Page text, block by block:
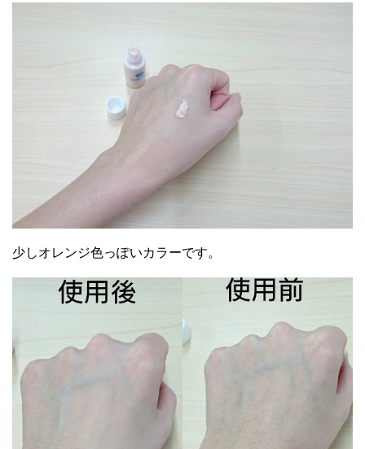
20代女性
オールインワンタイプで手軽にニキビケア
が出来るところに惹かれてパルクレールジ
少しオレンジ色っぽいカラーです。